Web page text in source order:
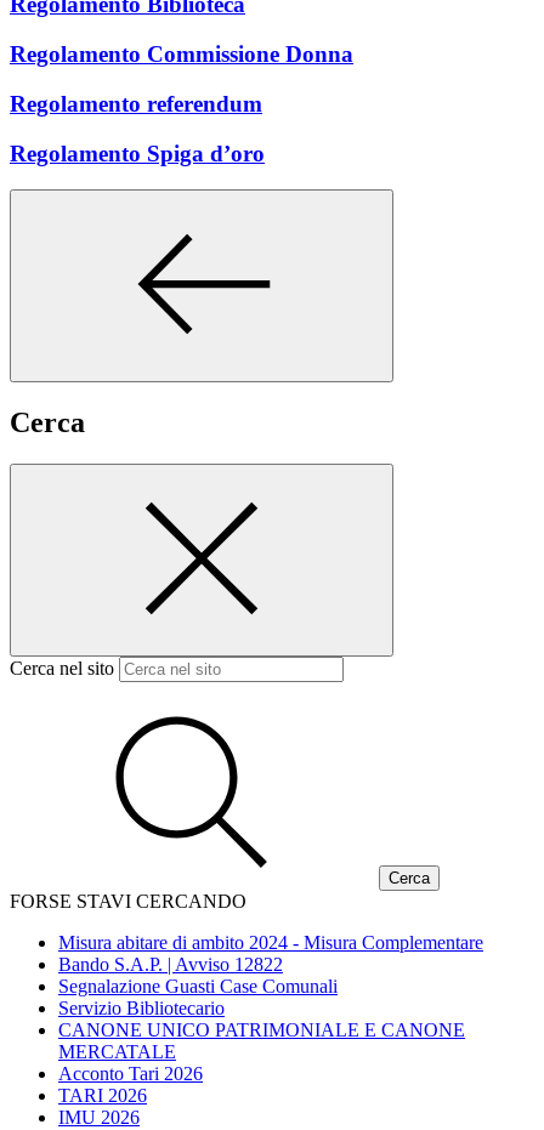
Regolamento Commissione Donna
Regolamento referendum
Regolamento Spiga d’oro
Cerca
Cerca nel sito
FORSE STAVI CERCANDO
Misura abitare di ambito 2024 - Misura Complementare
Bando S.A.P. | Avviso 12822
Segnalazione Guasti Case Comunali
Servizio Bibliotecario
CANONE UNICO PATRIMONIALE E CANONE
MERCATALE
Acconto Tari 2026
TARI 2026
IMU 2026